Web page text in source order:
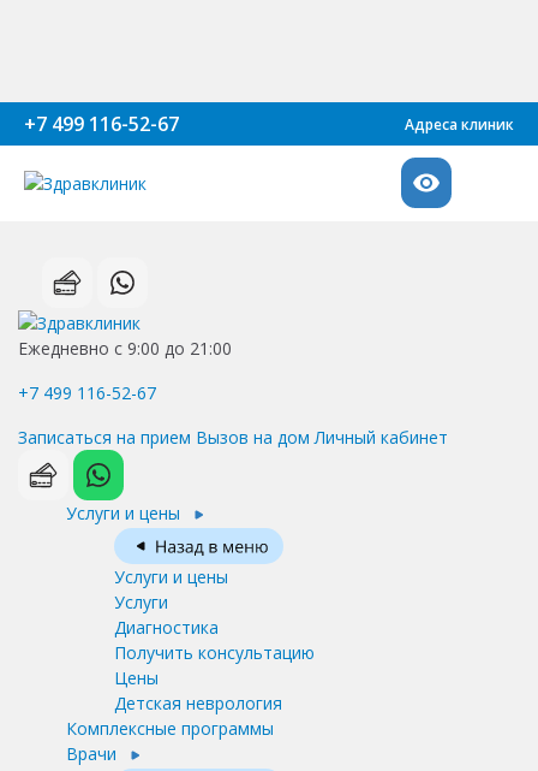
+7 499 116-52-67 Адреса клиник
Ежедневно с 9:00 до 21:00
+7 499 116-52-67
Записаться на прием Вызов на дом Личный кабинет
Услуги и цены
Услуги и цены
Услуги
Диагностика
Получить консультацию
Цены
Детская неврология
Комплексные программы
Врачи